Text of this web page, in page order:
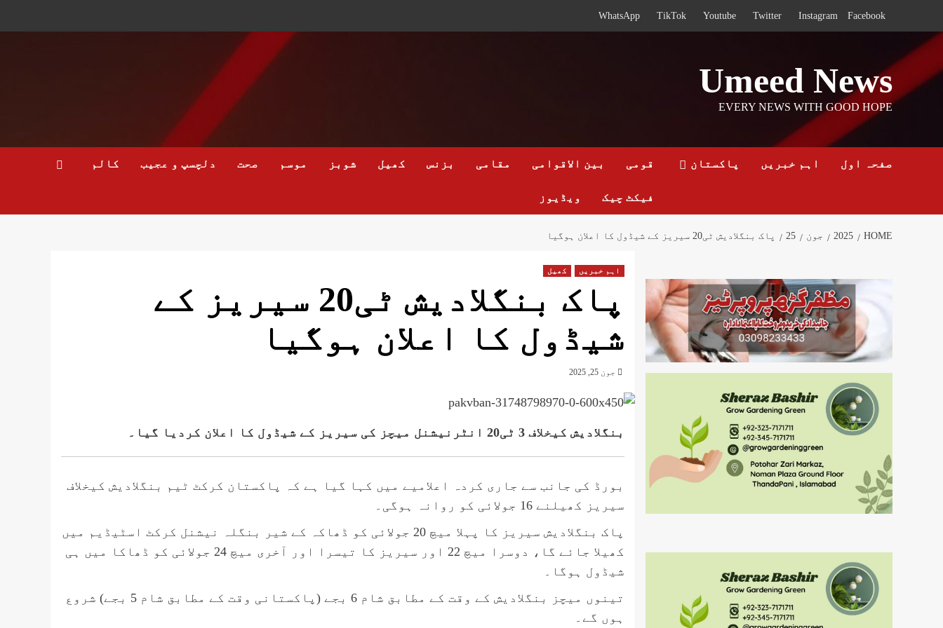
content
Facebook
Instagram
Twitter
Youtube
TikTok
WhatsApp
Umeed News
EVERY NEWS WITH GOOD HOPE
صفحہ اول اہم خبریں پاکستان قومی بین الاقوامی مقامی بزنس کھیل شوبز موسم صحت دلچسپ و عجیب کالم
فیکٹ چیک ویڈیوز
HOME
2025 جون 25 پاک بنگلادیش ٹی20 سیریز کے شیڈول کا اعلان ہوگیا
اہم خبریں کھیل
پاک بنگلادیش ٹی20 سیریز کے
شیڈول کا اعلان ہوگیا
جون 25, 2025
بنگلادیش کیخلاف 3 ٹی20 انٹرنیشنل میچز کی سیریز کے شیڈول کا اعلان کردیا گیا۔
بورڈ کی جانب سے جاری کردہ اعلامیے میں کہا گیا ہے کہ پاکستان کرکٹ ٹیم بنگلادیش کیخلاف
سیریز کھیلنے 16 جولائی کو روانہ ہوگی۔
پاک بنگلادیش سیریز کا پہلا میچ 20 جولائی کو ڈھاکہ کے شیر بنگلہ نیشنل کرکٹ اسٹیڈیم میں
کھیلا جائے گا، دوسرا میچ 22 اور سیریز کا تیسرا اور آخری میچ 24 جولائی کو ڈھاکا میں ہی
شیڈول ہوگا۔
تینوں میچز بنگلادیش کے وقت کے مطابق شام 6 بجے (پاکستانی وقت کے مطابق شام 5 بجے) شروع
ہوں گے۔